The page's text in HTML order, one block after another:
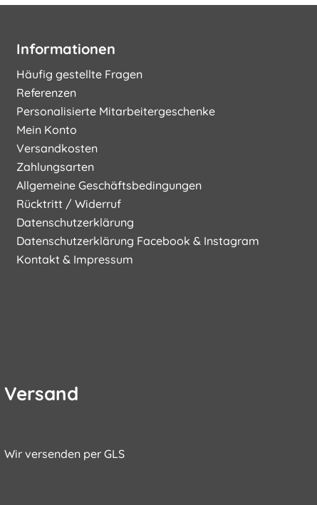
Informationen
Häufig gestellte Fragen
Referenzen
Personalisierte Mitarbeitergeschenke
Mein Konto
Versandkosten
Zahlungsarten
Allgemeine Geschäftsbedingungen
Rücktritt / Widerruf
Datenschutzerklärung
Datenschutzerklärung Facebook & Instagram
Kontakt & Impressum
Versand
Wir versenden per GLS